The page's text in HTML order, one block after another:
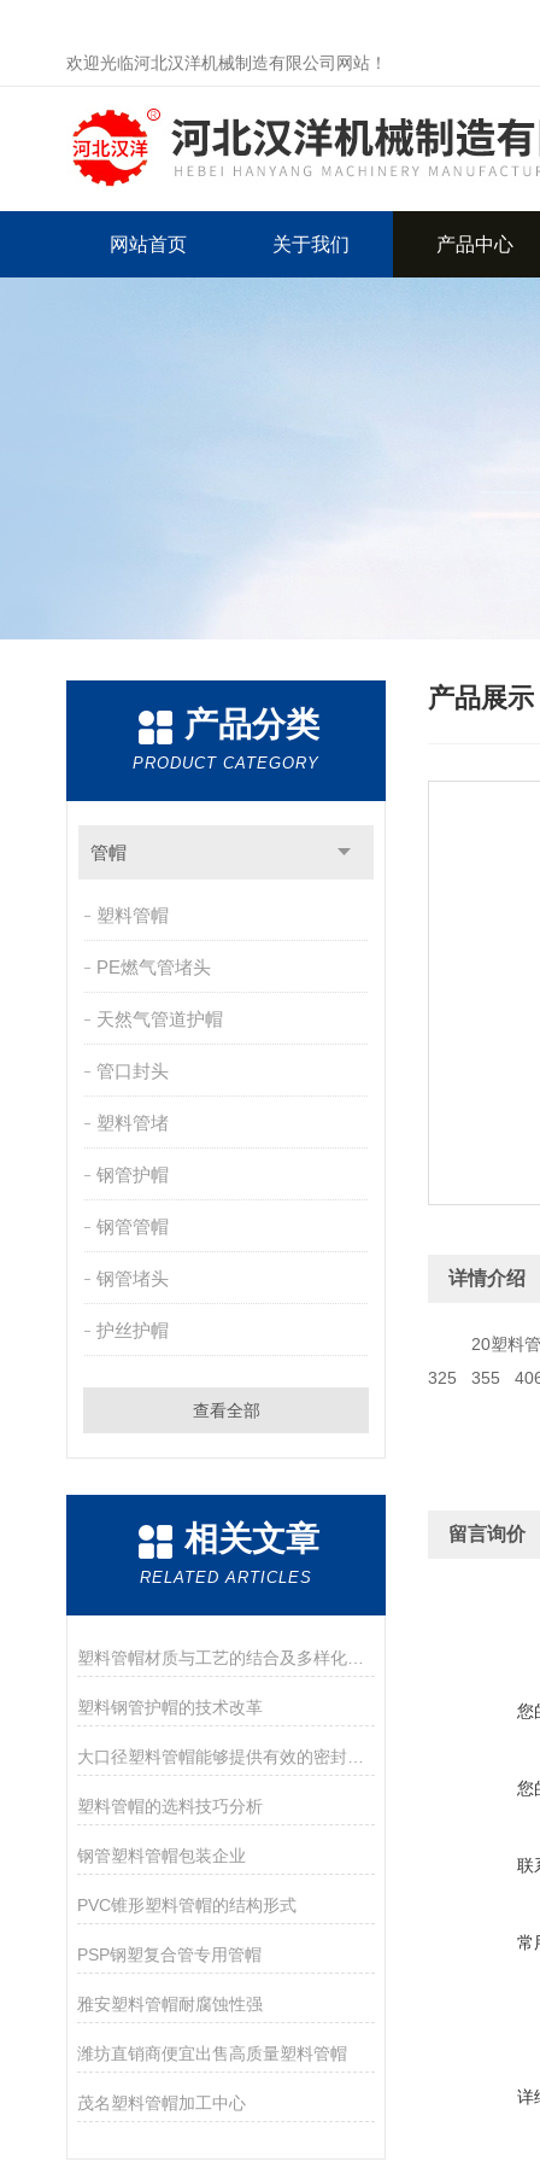
欢迎光临河北汉洋机械制造有限公司网站！
网站首页 关于我们 产品中心
产品分类
PRODUCT CATEGORY
管帽
塑料管帽
PE燃气管堵头
天然气管道护帽
管口封头
塑料管堵
钢管护帽
钢管管帽
钢管堵头
护丝护帽
查看全部
相关文章
RELATED ARTICLES
塑料管帽材质与工艺的结合及多样化的应用
塑料钢管护帽的技术改革
塑料管帽的选料技巧分析
钢管塑料管帽包装企业
PVC锥形塑料管帽的结构形式
PSP钢塑复合管专用管帽
雅安塑料管帽耐腐蚀性强
潍坊直销商便宜出售高质量塑料管帽
茂名塑料管帽加工中心
产品展示
详情介绍
20塑料管
325 355 406
留言询价
您
您
联
常
详